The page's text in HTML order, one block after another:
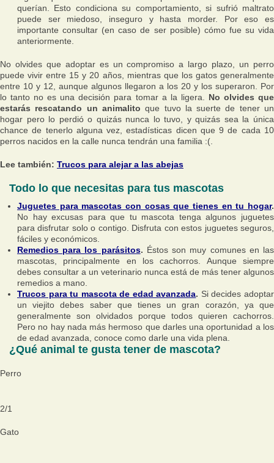
querían. Esto condiciona su comportamiento, si sufrió maltrato
puede ser miedoso, inseguro y hasta morder. Por eso es
importante consultar (en caso de ser posible) cómo fue su vida
anteriormente.
No olvides que adoptar es un compromiso a largo plazo, un perro
puede vivir entre 15 y 20 años, mientras que los gatos generalmente
entre 10 y 12, aunque algunos llegaron a los 20 y los superaron. Por
lo tanto no es una decisión para tomar a la ligera. No olvides que
estarás rescatando un animalito que tuvo la suerte de tener un
hogar pero lo perdió o quizás nunca lo tuvo, y quizás sea la única
chance de tenerlo alguna vez, estadísticas dicen que 9 de cada 10
perros nacidos en la calle nunca tendrán una familia :(.
Lee también: Trucos para alejar a las abejas
Todo lo que necesitas para tus mascotas
Juguetes para mascotas con cosas que tienes en tu hogar.
No hay excusas para que tu mascota tenga algunos juguetes
para disfrutar solo o contigo. Disfruta con estos juguetes seguros,
fáciles y económicos.
Remedios para los parásitos. Éstos son muy comunes en las
mascotas, principalmente en los cachorros. Aunque siempre
debes consultar a un veterinario nunca está de más tener algunos
remedios a mano.
Trucos para tu mascota de edad avanzada. Si decides adoptar
un viejito debes saber que tienes un gran corazón, ya que
generalmente son olvidados porque todos quieren cachorros.
Pero no hay nada más hermoso que darles una oportunidad a los
de edad avanzada, conoce como darle una vida plena.
¿Qué animal te gusta tener de mascota?
Perro
2/1
Gato